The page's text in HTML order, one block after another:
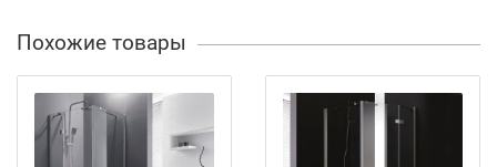
Похожие товары